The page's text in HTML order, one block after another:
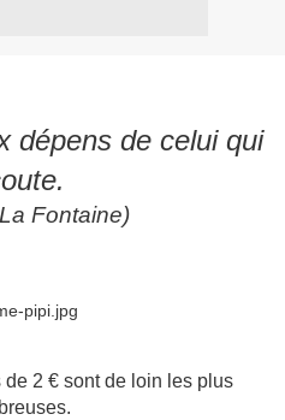
dépens de celui qui
Fontaine)
2 € sont de loin les plus